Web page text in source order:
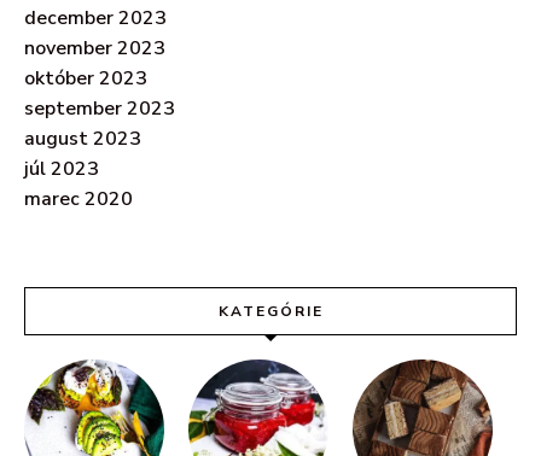
december 2023
november 2023
október 2023
september 2023
august 2023
júl 2023
marec 2020
KATEGÓRIE